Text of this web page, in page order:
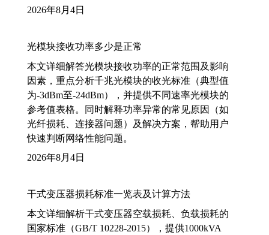
2026年8月4日
光模块接收功率多少是正常
本文详细解答光模块接收功率的正常范围及影响
因素，重点分析千兆光模块的收光标准（典型值
为-3dBm至-24dBm），并提供不同速率光模块的
参考值表格。同时解释功率异常的常见原因（如
光纤损耗、连接器问题）及解决方案，帮助用户
快速判断网络性能问题。
2026年8月4日
干式变压器损耗标准一览表及计算方法
本文详细解析干式变压器空载损耗、负载损耗的
国家标准（GB/T 10228-2015），提供1000kVA